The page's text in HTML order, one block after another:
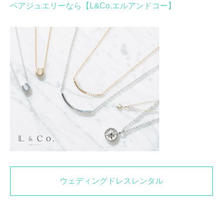
ペアジュエリーなら【L&Co.エルアンドコー】
ウェディングドレスレンタル